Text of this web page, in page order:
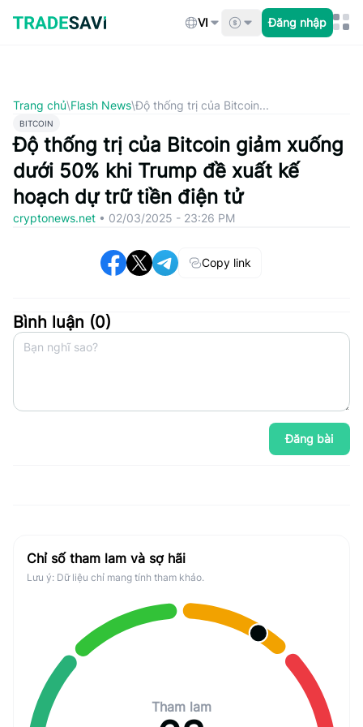
qua
nội
VI Đăng nhập
Trang chủ\Flash News\Độ thống trị của Bitcoin...
BITCOIN
Độ thống trị của Bitcoin giảm xuống
dưới 50% khi Trump đề xuất kế
hoạch dự trữ tiền điện tử
cryptonews.net • 02/03/2025 - 23:26 PM
Copy link
Bình luận (0)
Đăng bài
Chỉ số tham lam và sợ hãi
Lưu ý: Dữ liệu chỉ mang tính tham khảo.
Tham lam